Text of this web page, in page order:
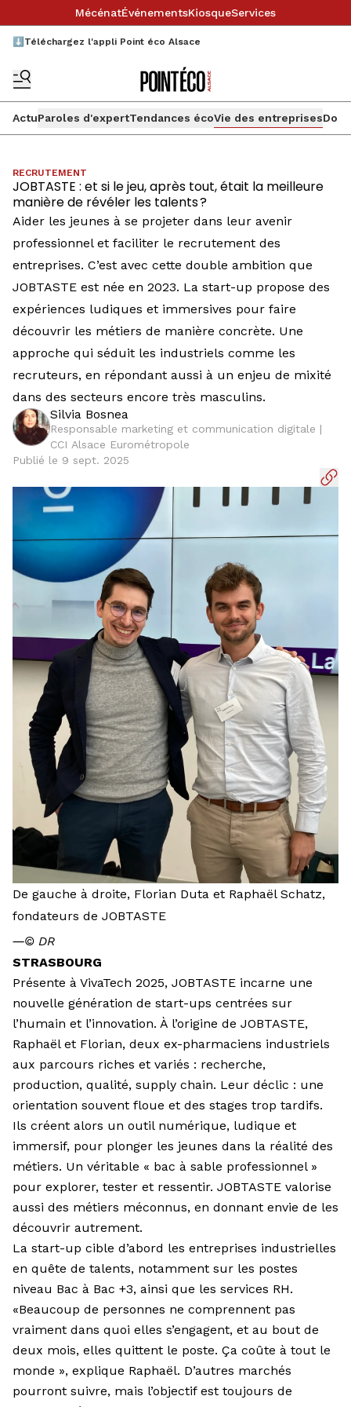
MécénatÉvénementsKiosqueServices
⬇️Téléchargez l'appli Point éco Alsace
ActuParoles d'expertTendances écoVie des entreprises
RECRUTEMENT
JOBTASTE : et si le jeu, après tout, était la meilleure
manière de révéler les talents ?
Aider les jeunes à se projeter dans leur avenir
professionnel et faciliter le recrutement des
entreprises. C’est avec cette double ambition que
JOBTASTE est née en 2023. La start-up propose des
expériences ludiques et immersives pour faire
découvrir les métiers de manière concrète. Une
approche qui séduit les industriels comme les
recruteurs, en répondant aussi à un enjeu de mixité
dans des secteurs encore très masculins.
Silvia Bosnea
Responsable marketing et communication digitale |
CCI Alsace Eurométropole
Publié le 9 sept. 2025
De gauche à droite, Florian Duta et Raphaël Schatz,
fondateurs de JOBTASTE
―© DR
STRASBOURG
Présente à VivaTech 2025, JOBTASTE incarne une
nouvelle génération de start-ups centrées sur
l’humain et l’innovation. À l’origine de JOBTASTE,
Raphaël et Florian, deux ex-pharmaciens industriels
aux parcours riches et variés : recherche,
production, qualité, supply chain. Leur déclic : une
orientation souvent floue et des stages trop tardifs.
Ils créent alors un outil numérique, ludique et
immersif, pour plonger les jeunes dans la réalité des
métiers. Un véritable « bac à sable professionnel »
pour explorer, tester et ressentir. JOBTASTE valorise
aussi des métiers méconnus, en donnant envie de les
découvrir autrement.
La start-up cible d’abord les entreprises industrielles
en quête de talents, notamment sur les postes
niveau Bac à Bac +3, ainsi que les services RH.
«Beaucoup de personnes ne comprennent pas
vraiment dans quoi elles s’engagent, et au bout de
deux mois, elles quittent le poste. Ça coûte à tout le
monde », explique Raphaël. D’autres marchés
pourront suivre, mais l’objectif est toujours de